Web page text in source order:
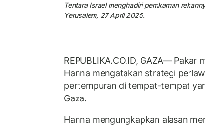
Tentara Israel menghadiri pemkaman
Yerusalem, 27 April 2025.
REPUBLIKA.CO.ID, GAZA— Pakar
Hanna mengatakan strategi
pertempuran di tempat-tempat
Gaza.
Hanna mengungkapkan alasan